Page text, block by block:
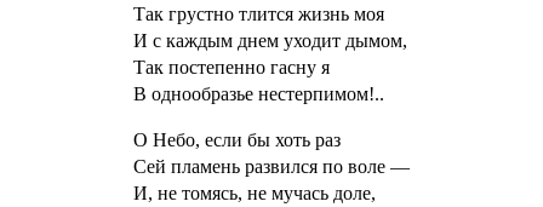
Так грустно тлится жизнь моя
И с каждым днем уходит дымом,
Так постепенно гасну я
В однообразье нестерпимом!..
О Небо, если бы хоть раз
Сей пламень развился по воле —
И, не томясь, не мучась доле,